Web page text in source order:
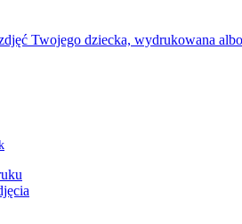
Twojego dziecka, wydrukowana